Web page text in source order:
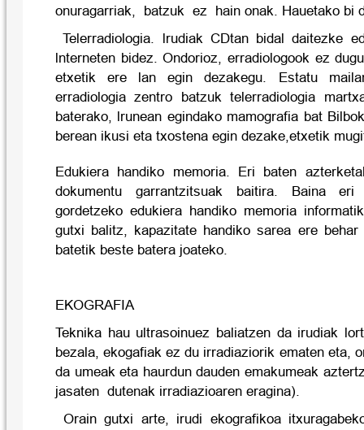
onuragarriak, batzuk ez hain onak. Hauetako bi
Telerradiologia. lrudiak CDtan bidal daitezke
lnterneten bidez. Ondorioz, erradiologook ez
etxetik ere lan egin dezakegu. Estatu
erradiologia zentro batzuk telerradiologia
baterako, lrunean egindako mamografia bat
berean ikusi eta txostena egin dezake,etxetik
Edukiera handiko memoria. Eri baten
dokumentu garrantzitsuak baitira. Baina
gordetzeko edukiera handiko memoria
gutxi balitz, kapazitate handiko sarea ere
batetik beste batera joateko.
EKOGRAFIA
Teknika hau ultrasoinuez baliatzen da irudiak
bezala, ekogafiak ez du irradiaziorik ematen eta,
da umeak eta haurdun dauden emakumeak
jasaten dutenak irradiazioaren eragina).
Orain gutxi arte, irudi ekografikoa